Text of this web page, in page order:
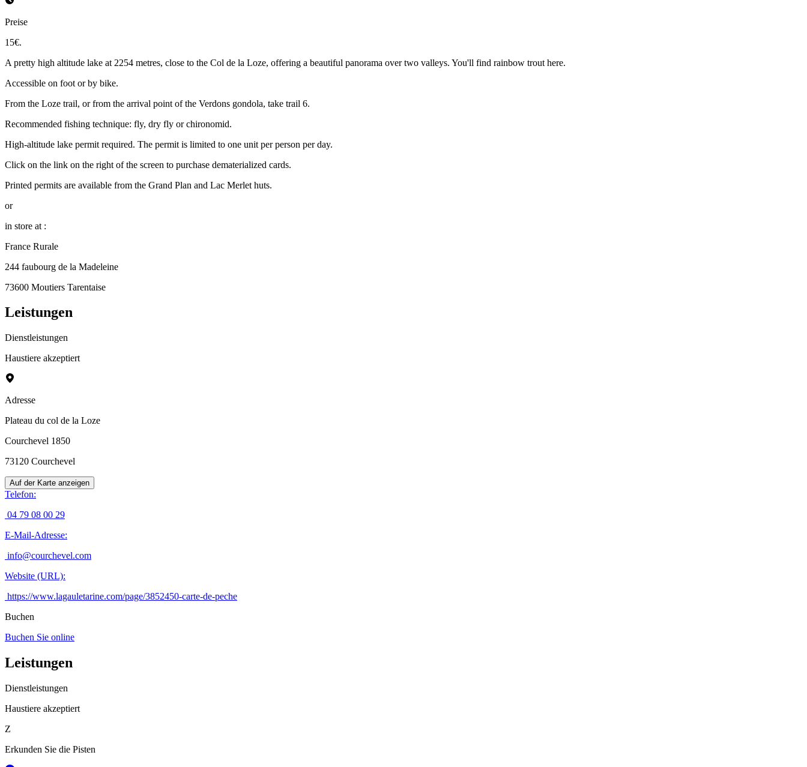
Preise
15€.
A pretty high altitude lake at 2254 metres, close to the Col de la Loze, offering a beautiful panorama over two valleys. You'll find rainbow trout here.
Accessible on foot or by bike.
From the Loze trail, or from the arrival point of the Verdons gondola, take trail 6.
Recommended fishing technique: fly, dry fly or chironomid.
High-altitude lake permit required. The permit is limited to one unit per person per day.
Click on the link on the right of the screen to purchase dematerialized cards.
Printed permits are available from the Grand Plan and Lac Merlet huts.
or
in store at :
France Rurale
244 faubourg de la Madeleine
73600 Moutiers Tarentaise
Leistungen
Dienstleistungen
Haustiere akzeptiert
Adresse
Plateau du col de la Loze
Courchevel 1850
73120 Courchevel
Auf der Karte anzeigen
Telefon:
04 79 08 00 29
E-Mail-Adresse:
info@courchevel.com
Website (URL):
https://www.lagauletarine.com/page/3852450-carte-de-peche
Buchen
Buchen Sie online
Leistungen
Dienstleistungen
Haustiere akzeptiert
Z
Erkunden Sie die Pisten